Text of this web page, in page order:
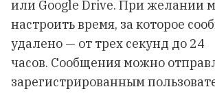
или Google Drive. При желании
настроить время, за которое
удалено — от трех секунд до 24
часов. Сообщения можно
зарегистрированным